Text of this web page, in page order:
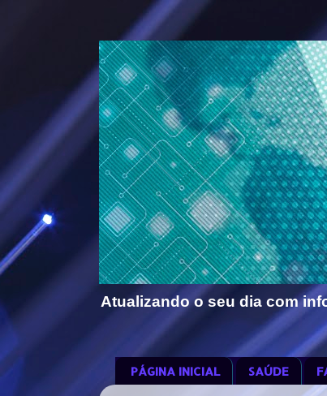
Atualizando o seu dia com
PÁGINA INICIAL SAÚDE